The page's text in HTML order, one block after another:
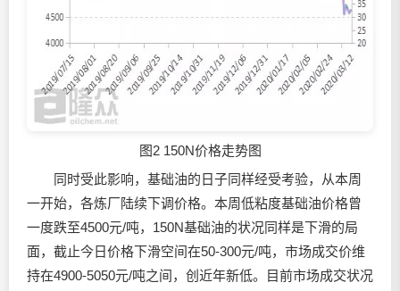
图2 150N价格走势图
同时受此影响，基础油的日子同样经受考验，从本周
一开始，各炼厂陆续下调价格。本周低粘度基础油价格曾
一度跌至4500元/吨，150N基础油的状况同样是下滑的局
面，截止今日价格下滑空间在50-300元/吨，市场成交价维
持在4900-5050元/吨之间，创近年新低。目前市场成交状况